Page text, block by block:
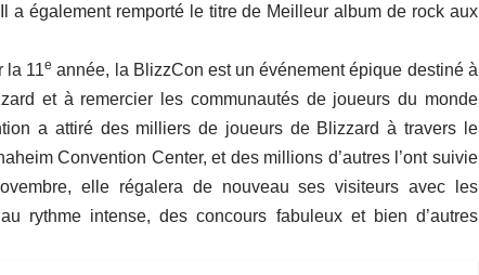
a également remporté le titre de Meilleur album de rock aux
la 11e année, la BlizzCon est un événement épique destiné à
et à remercier les communautés de joueurs du monde
a attiré des milliers de joueurs de Blizzard à travers le
Convention Center, et des millions d’autres l’ont suivie
elle régalera de nouveau ses visiteurs avec les
rythme intense, des concours fabuleux et bien d’autres